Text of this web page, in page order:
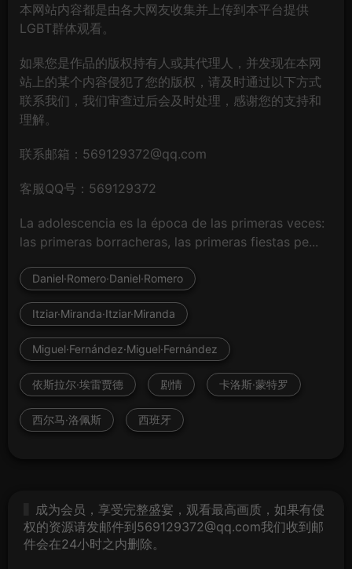
本网站内容都是由各大网友收集并上传到本平台提供
LGBT群体观看。
如果您是作品的版权持有人或其代理人，并发现在本网
站上的某个内容侵犯了您的版权，请及时通过以下方式
联系我们，我们审查过后会及时处理，感谢您的支持和
理解。
联系邮箱：569129372@qq.com
客服QQ号：569129372
La adolescencia es la época de las primeras veces:
las primeras borracheras, las primeras fiestas pe...
Daniel·Romero·Daniel·Romero
Itziar·Miranda·Itziar·Miranda
Miguel·Fernández·Miguel·Fernández
依斯拉尔·埃雷贾德 剧情 卡洛斯·蒙特罗
西尔马·洛佩斯 西班牙
成为会员，享受完整盛宴，观看最高画质，如果有侵
权的资源请发邮件到569129372@qq.com我们收到邮
件会在24小时之内删除。